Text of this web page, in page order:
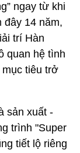
ngay từ khi
đây 14 năm,
trí Hàn
quan hệ tình
tiêu trở
sản xuất -
trình "Super
tiết lộ riêng